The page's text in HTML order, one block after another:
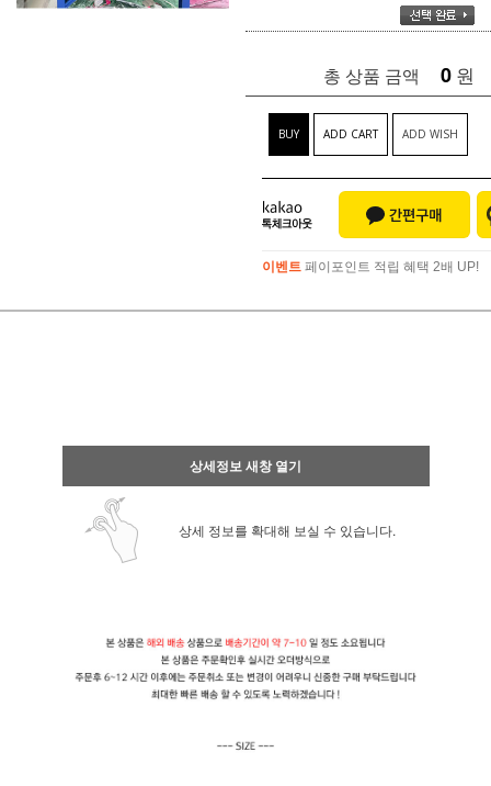
총 상품 금액 0 원
BUY ADD CART ADD WISH
이벤트 페이포인트 적립 혜택 2배 UP!
상세정보 새창 열기
상세 정보를 확대해 보실 수 있습니다.